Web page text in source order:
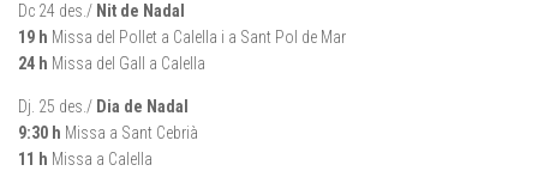
Dc 24 des./ Nit de Nadal
19 h Missa del Pollet a Calella i a Sant Pol de Mar
24 h Missa del Gall a Calella
Dj. 25 des./ Dia de Nadal
9:30 h Missa a Sant Cebrià
11 h Missa a Calella